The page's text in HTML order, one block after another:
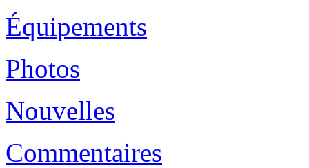
Équipements
Photos
Nouvelles
Commentaires